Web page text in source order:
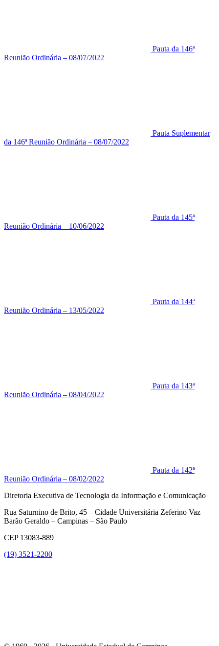
Pauta da 146ª
Reunião Ordinária – 08/07/2022
Pauta Suplementar
da 146ª Reunião Ordinária – 08/07/2022
Pauta da 145ª
Reunião Ordinária – 10/06/2022
Pauta da 144ª
Reunião Ordinária – 13/05/2022
Pauta da 143ª
Reunião Ordinária – 08/04/2022
Pauta da 142ª
Reunião Ordinária – 08/02/2022
Diretoria Executiva de Tecnologia da Informação e Comunicação
Rua Saturnino de Brito, 45 – Cidade Universitária Zeferino Vaz
Barão Geraldo – Campinas – São Paulo
CEP 13083-889
(19) 3521-2200